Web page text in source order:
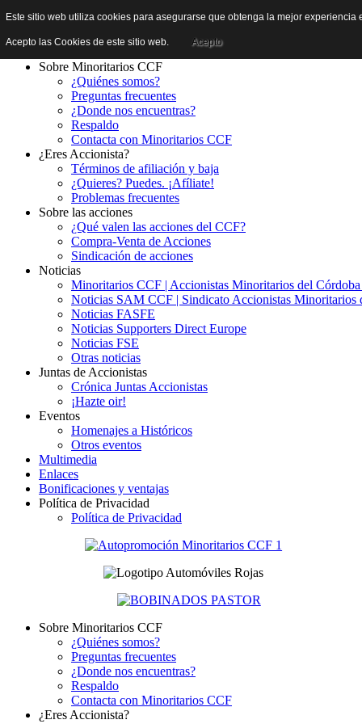
Sobre Minoritarios CCF
¿Quiénes somos?
Preguntas frecuentes
¿Donde nos encuentras?
Respaldo
Contacta con Minoritarios CCF
¿Eres Accionista?
Términos de afiliación y baja
¿Quieres? Puedes. ¡Afíliate!
Problemas frecuentes
Sobre las acciones
¿Qué valen las acciones del CCF?
Compra-Venta de Acciones
Sindicación de acciones
Noticias
Minoritarios CCF | Accionistas Minoritarios del
Noticias SAM CCF | Sindicato Accionistas Minoritarios
Noticias FASFE
Noticias Supporters Direct Europe
Noticias FSE
Otras noticias
Juntas de Accionistas
Crónica Juntas Accionistas
¡Hazte oir!
Eventos
Homenajes a Históricos
Otros eventos
Multimedia
Enlaces
Bonificaciones y ventajas
Política de Privacidad
Política de Privacidad
Sobre Minoritarios CCF
¿Quiénes somos?
Preguntas frecuentes
¿Donde nos encuentras?
Respaldo
Contacta con Minoritarios CCF
¿Eres Accionista?
Este sitio web utiliza cookies para asegurarse que obtenga la mejor
Acepto las Cookies de este sitio web. Acepto